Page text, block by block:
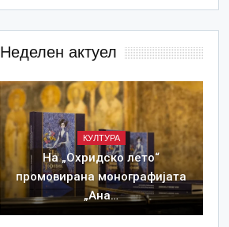
Неделен актуел
КУЛТУРА
На „Охридско лето“
промовирана монографијата
„Ана…